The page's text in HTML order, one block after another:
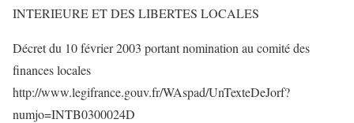
INTERIEURE ET DES LIBERTES LOCALES
Décret du 10 février 2003 portant nomination au comité des
finances locales
http://www.legifrance.gouv.fr/WAspad/UnTexteDeJorf?
numjo=INTB0300024D